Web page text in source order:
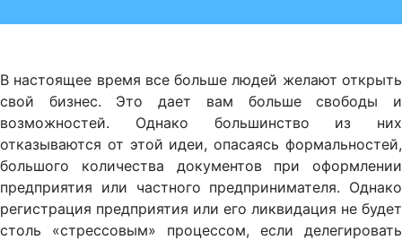
В настоящее время все больше людей желают открыть
свой бизнес. Это дает вам больше свободы и
возможностей. Однако большинство из них
отказываются от этой идеи, опасаясь формальностей,
большого количества документов при оформлении
предприятия или частного предпринимателя. Однако
регистрация предприятия или его ликвидация не будет
столь «стрессовым» процессом, если делегировать